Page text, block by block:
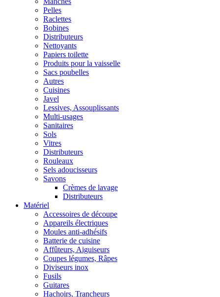
Pelles
Raclettes
Bobines
Distributeurs
Nettoyants
Papiers toilette
Produits pour la vaisselle
Sacs poubelles
Autres
Cuisines
Javel
Lessives, Assouplissants
Multi-usages
Sanitaires
Sols
Vitres
Distributeurs
Rouleaux
Sels adoucisseurs
Savons
Crèmes de lavage
Distributeurs
Matériel
Accessoires de découpe
Appareils électriques
Moules anti-adhésifs
Batterie de cuisine
Affûteurs, Aiguiseurs
Coupes légumes, Râpes
Diviseurs inox
Fusils
Guitares
Hachoirs, Trancheurs